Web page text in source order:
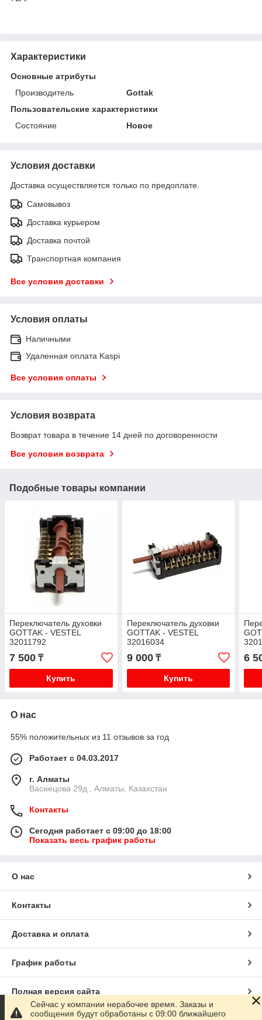
Характеристики
Основные атрибуты
Производитель
Gottak
Пользовательские характеристики
Состояние
Новое
Условия доставки
Доставка осуществляется только по предоплате.
Самовывоз
Доставка курьером
Доставка почтой
Транспортная компания
Все условия доставки
Условия оплаты
Наличными
Удаленная оплата Kaspi
Все условия оплаты
Условия возврата
Возврат товара в течение 14 дней по договоренности
Все условия возврата
Подобные товары компании
Переключатель духовки
GOTTAK - VESTEL
32011792
7 500 ₸
Купить
Переключатель духовки
GOTTAK - VESTEL
32016034
9 000₸
Купить
6
О нас
55% положительных из 11 отзывов за год
Работает с 04.03.2017
г. Алматы
Васнецова 29д , Алматы, Казахстан
Контакты
Сегодня работает с 09:00 до 18:00
Показать весь график работы
О нас
Контакты
Доставка и оплата
График работы
Полная версия сайта
Сейчас у компании нерабочее время. Заказы и
сообщения будут обработаны с 09:00 ближайшего